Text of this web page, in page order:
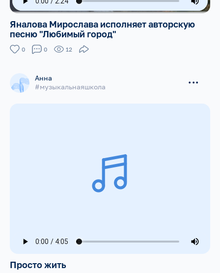
Яналова Мирослава исполняет авторскую
песню "Любимый город"
0 0 12
Анна
#музыкальнаяшкола
...
Просто жить